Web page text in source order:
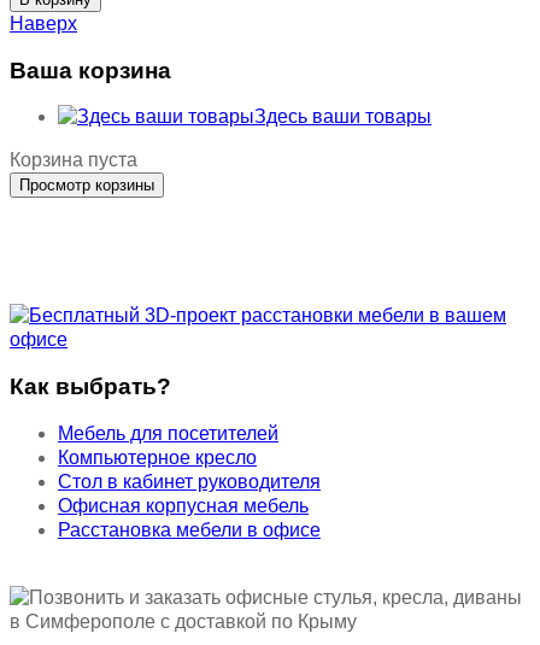
Наверх
Ваша корзина
Здесь ваши товары
Корзина пуста
Как выбрать?
Мебель для посетителей
Компьютерное кресло
Стол в кабинет руководителя
Офисная корпусная мебель
Расстановка мебели в офисе